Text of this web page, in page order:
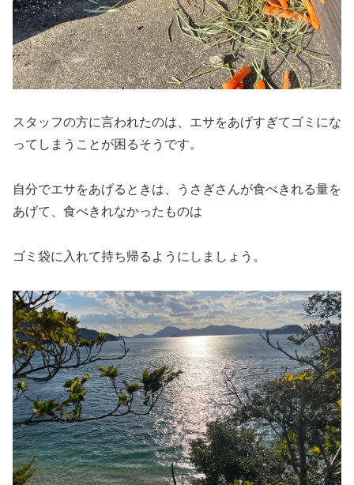
スタッフの方に言われたのは、エサをあげすぎてゴミにな
ってしまうことが困るそうです。
自分でエサをあげるときは、うさぎさんが食べきれる量を
あげて、食べきれなかったものは
ゴミ袋に入れて持ち帰るようにしましょう。